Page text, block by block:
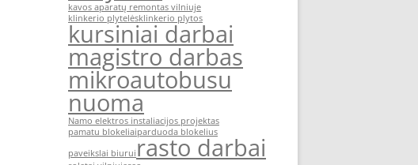
kavos aparatų remontas vilniuje
klinkerio plytelėsklinkerio plytos
kursiniai darbai
magistro darbas
mikroautobusu
nuoma
Namo elektros instaliacijos projektas
pamatu blokeliaiparduoda blokelius
paveikslai biurui rasto darbai